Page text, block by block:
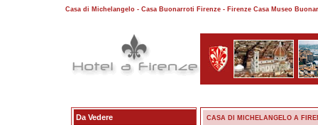
Casa di Michelangelo - Casa Buonarroti Firenze - Firenze Casa Museo
Da Vedere
CASA DI MICHELANGELO A